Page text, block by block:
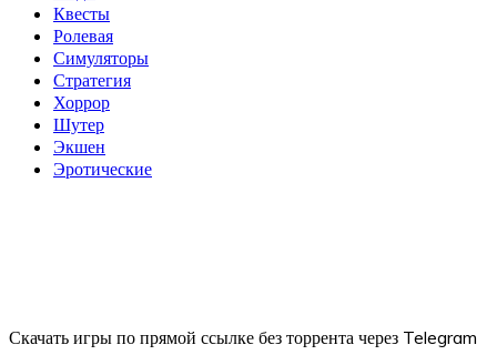
Квесты
Ролевая
Симуляторы
Стратегия
Хоррор
Шутер
Экшен
Эротические
Скачать игры по прямой ссылке без торрента через Telegram